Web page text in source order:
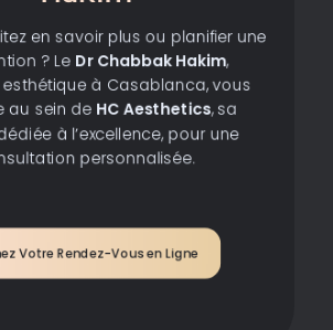
en savoir plus ou planifier une
? Le Dr Chabbak Hakim,
à Casablanca, vous
au sein de HC Aesthetics, sa
à l’excellence, pour une
personnalisée.
Votre Rendez-Vous en Ligne​